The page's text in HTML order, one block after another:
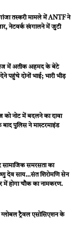
तस्करी मामले में ANTF ने
नेटवर्क खंगालने में जुटी
में अतीक अहमद के बेटे
पहुंचे दोनों भाई; भारी भीड़
नोट में बदलने का दावा
बाद पुलिस ने मास्टरमाइंड
समरसता का
देव साय…संत शिरोमणि सेन
में होगा चौक का नामकरण.
ग्लोबल ट्रैवल एसोसिएशन के